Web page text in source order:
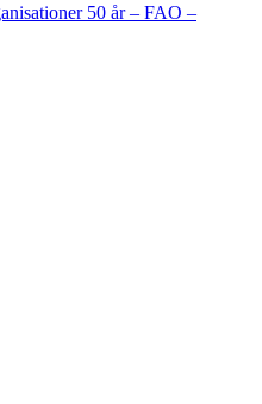
50 år – FAO –